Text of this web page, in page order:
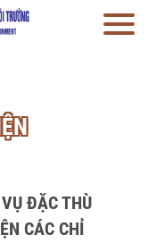
ĐẶC THÙ
CÁC CHỈ